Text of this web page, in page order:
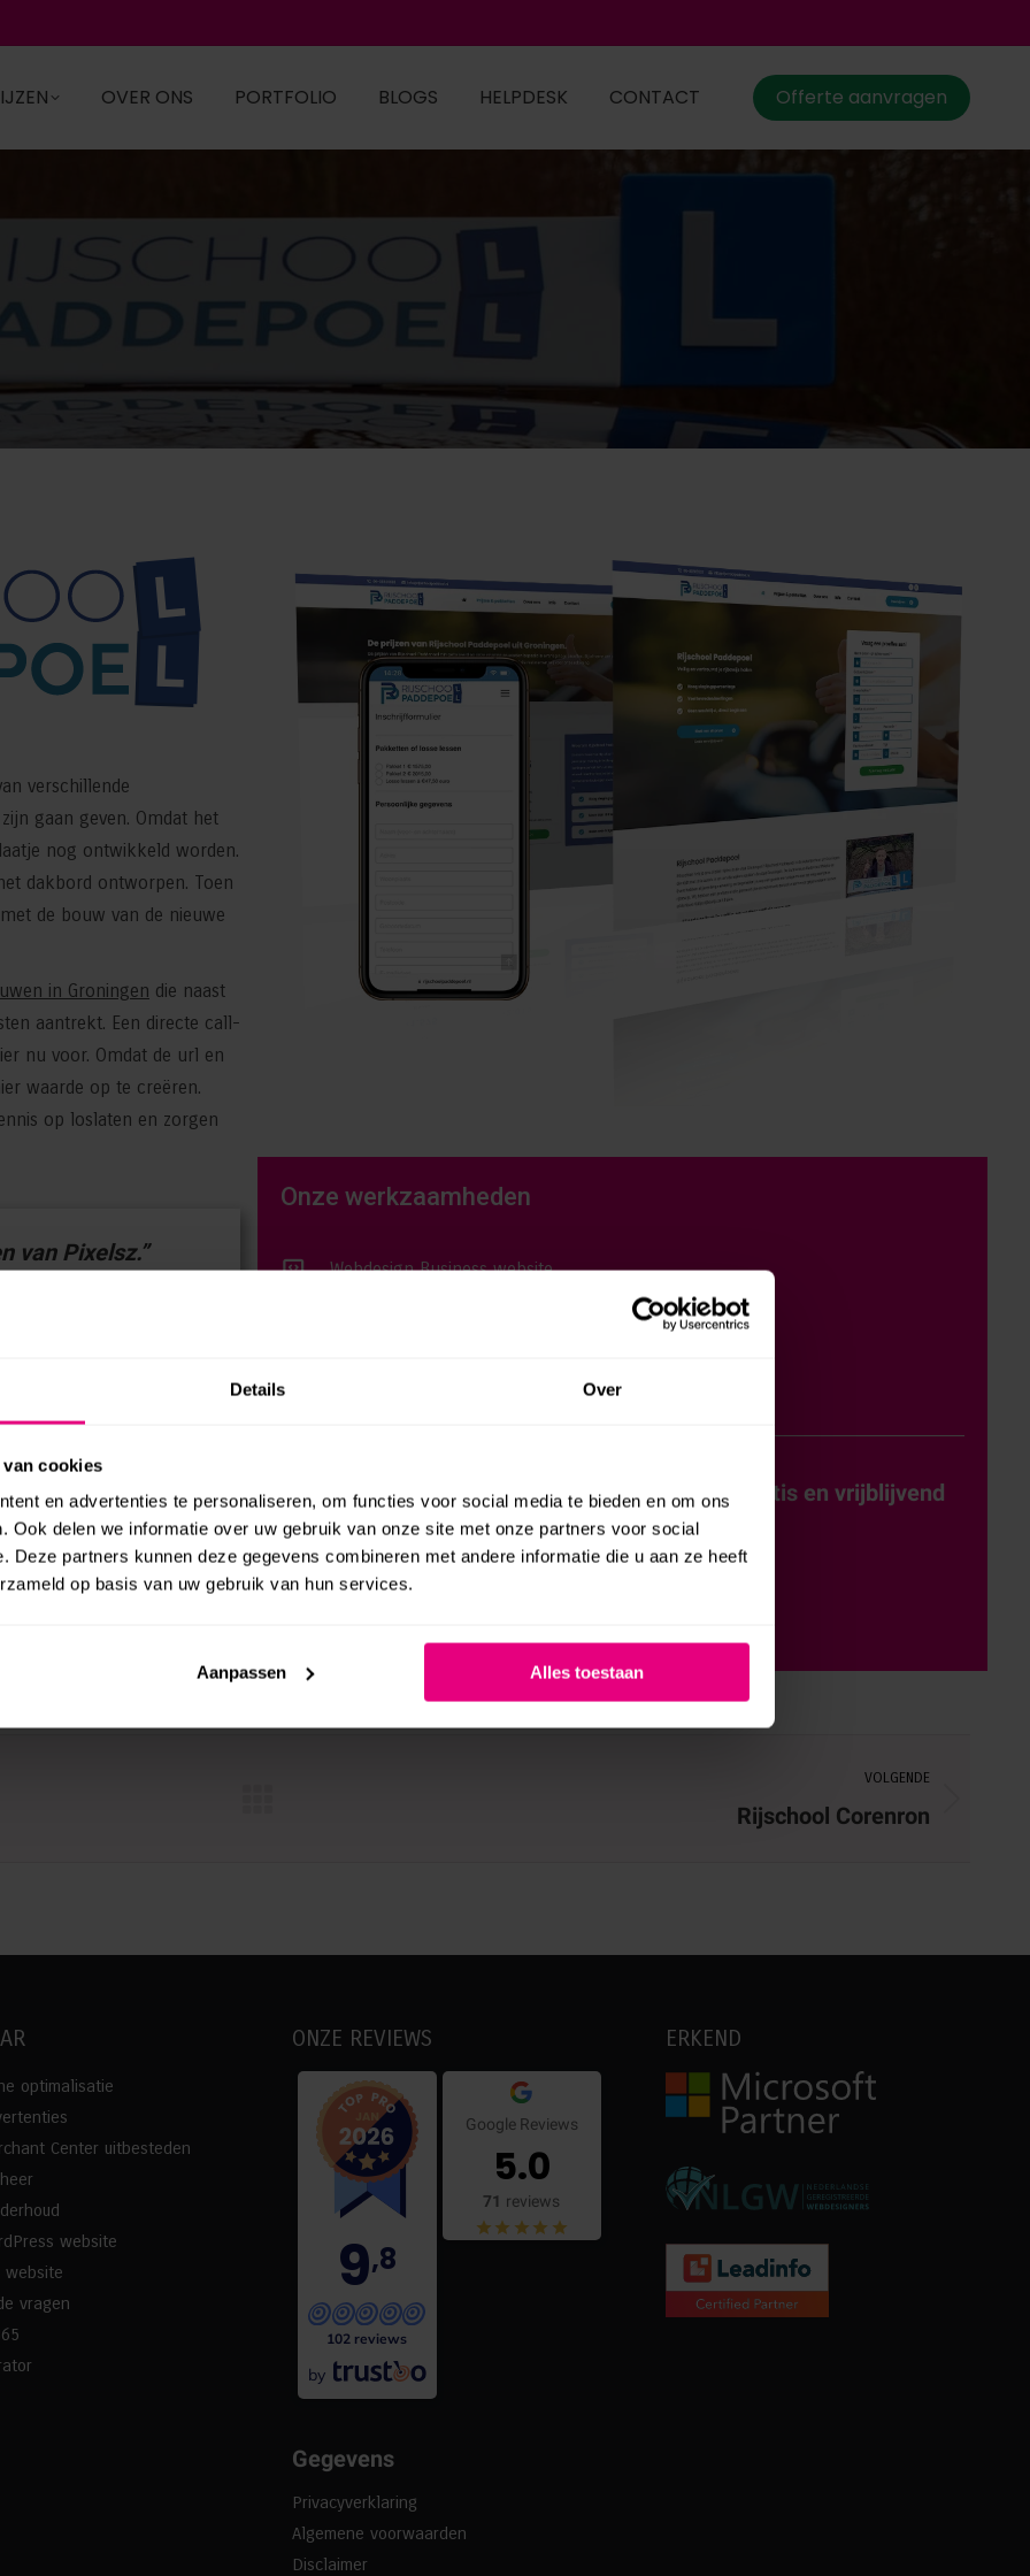
Details Over
cookies
en advertenties te personaliseren, om functies voor social media te bieden en om ons
Ook delen we informatie over uw gebruik van onze site met onze partners voor social
Deze partners kunnen deze gegevens combineren met andere informatie die u aan ze heeft
op basis van uw gebruik van hun services.
Aanpassen Alles toestaan
OVER ONS PORTFOLIO BLOGS HELPDESK CONTACT Offerte aanvragen
verschillende
gaan geven. Omdat het
nog ontwikkeld worden.
dakbord ontworpen. Toen
de bouw van de nieuwe
in Groningen die naast
aantrekt. Een directe call-
nu voor. Omdat de url en
waarde op te creëren.
op loslaten en zorgen
van Pixelsz.”
Onze werkzaamheden
Webdesign Business website
Wil jij ook zo’n website? Vraag dan helemaal gratis en vrijblijvend
een offerte aan.
VOLGENDE
Rijschool Corenron
optimalisatie
Center uitbesteden
website
website
vragen
ONZE REVIEWS
9,8
102 reviews
by
Google Reviews
5.0
71 reviews
Gegevens
Privacyverklaring
Algemene voorwaarden
Disclaimer
ERKEND